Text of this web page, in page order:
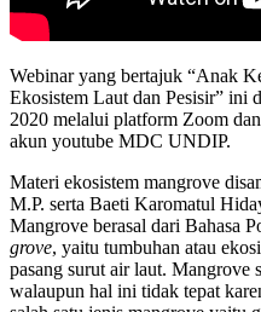
Webinar yang bertajuk “Anak
Ekosistem Laut dan Pesisir” ini
2020 melalui platform Zoom
akun youtube MDC UNDIP.
Materi ekosistem mangrove
M.P. serta Baeti Karomatul
Mangrove berasal dari Bahasa
grove, yaitu tumbuhan atau
pasang surut air laut. Mangrove
walaupun hal ini tidak tepat